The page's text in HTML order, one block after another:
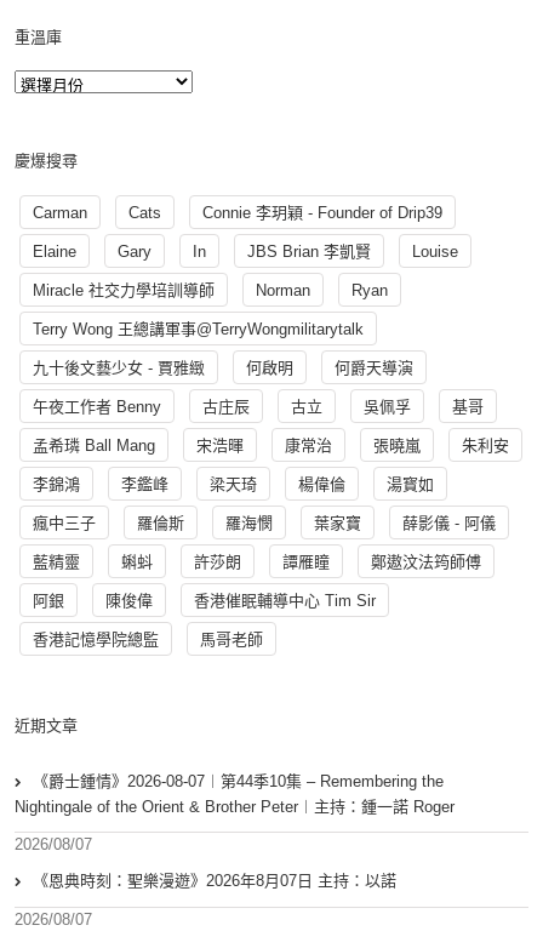
重溫庫
慶爆搜尋
Carman Cats Connie 李玥穎 - Founder of Drip39
Elaine Gary In JBS Brian 李凱賢 Louise
Miracle 社交力學培訓導師 Norman Ryan
Terry Wong 王總講軍事@TerryWongmilitarytalk
九十後文藝少女 - 賈雅緻 何啟明 何爵天導演
午夜工作者 Benny 古庄辰 古立 吳佩孚 基哥
孟希璘 Ball Mang 宋浩暉 康常治 張曉嵐 朱利安
李錦鴻 李鑑峰 梁天琦 楊偉倫 湯寳如
瘋中三子 羅倫斯 羅海憫 葉家寶 薛影儀 - 阿儀
藍精靈 蝌蚪 許莎朗 譚雁瞳 鄭遨汶法筠師傅
阿銀 陳俊偉 香港催眠輔導中心 Tim Sir
香港記憶學院總監 馬哥老師
近期文章
《爵士鍾情》2026-08-07︱第44季10集 – Remembering the
Nightingale of the Orient & Brother Peter︱主持：鍾一諾 Roger
2026/08/07
《恩典時刻：聖樂漫遊》2026年8月07日 主持：以諾
2026/08/07